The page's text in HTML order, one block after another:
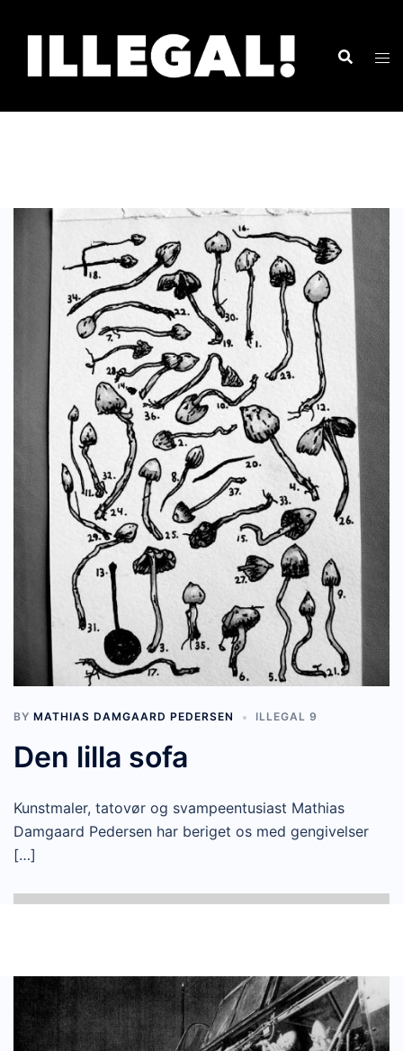
BY MATHIAS DAMGAARD PEDERSEN ILLEGAL 9
Den lilla sofa
Kunstmaler, tatovør og svampeentusiast Mathias
Damgaard Pedersen har beriget os med gengivelser
[…]